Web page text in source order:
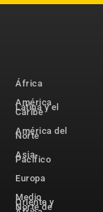
África
América
Latina y el
Caribe
América del
Norte
Asia-
Pacífico
Europa
Medio
Oriente y
Norte de